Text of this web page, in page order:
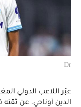
Dr
عبّر اللاعب الدولي
الدين أوناحي، عن ثقته